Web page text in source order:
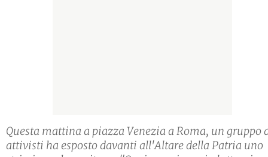
Questa mattina a piazza Venezia a Roma, un gruppo
attivisti ha esposto davanti all'Altare della Patria uno